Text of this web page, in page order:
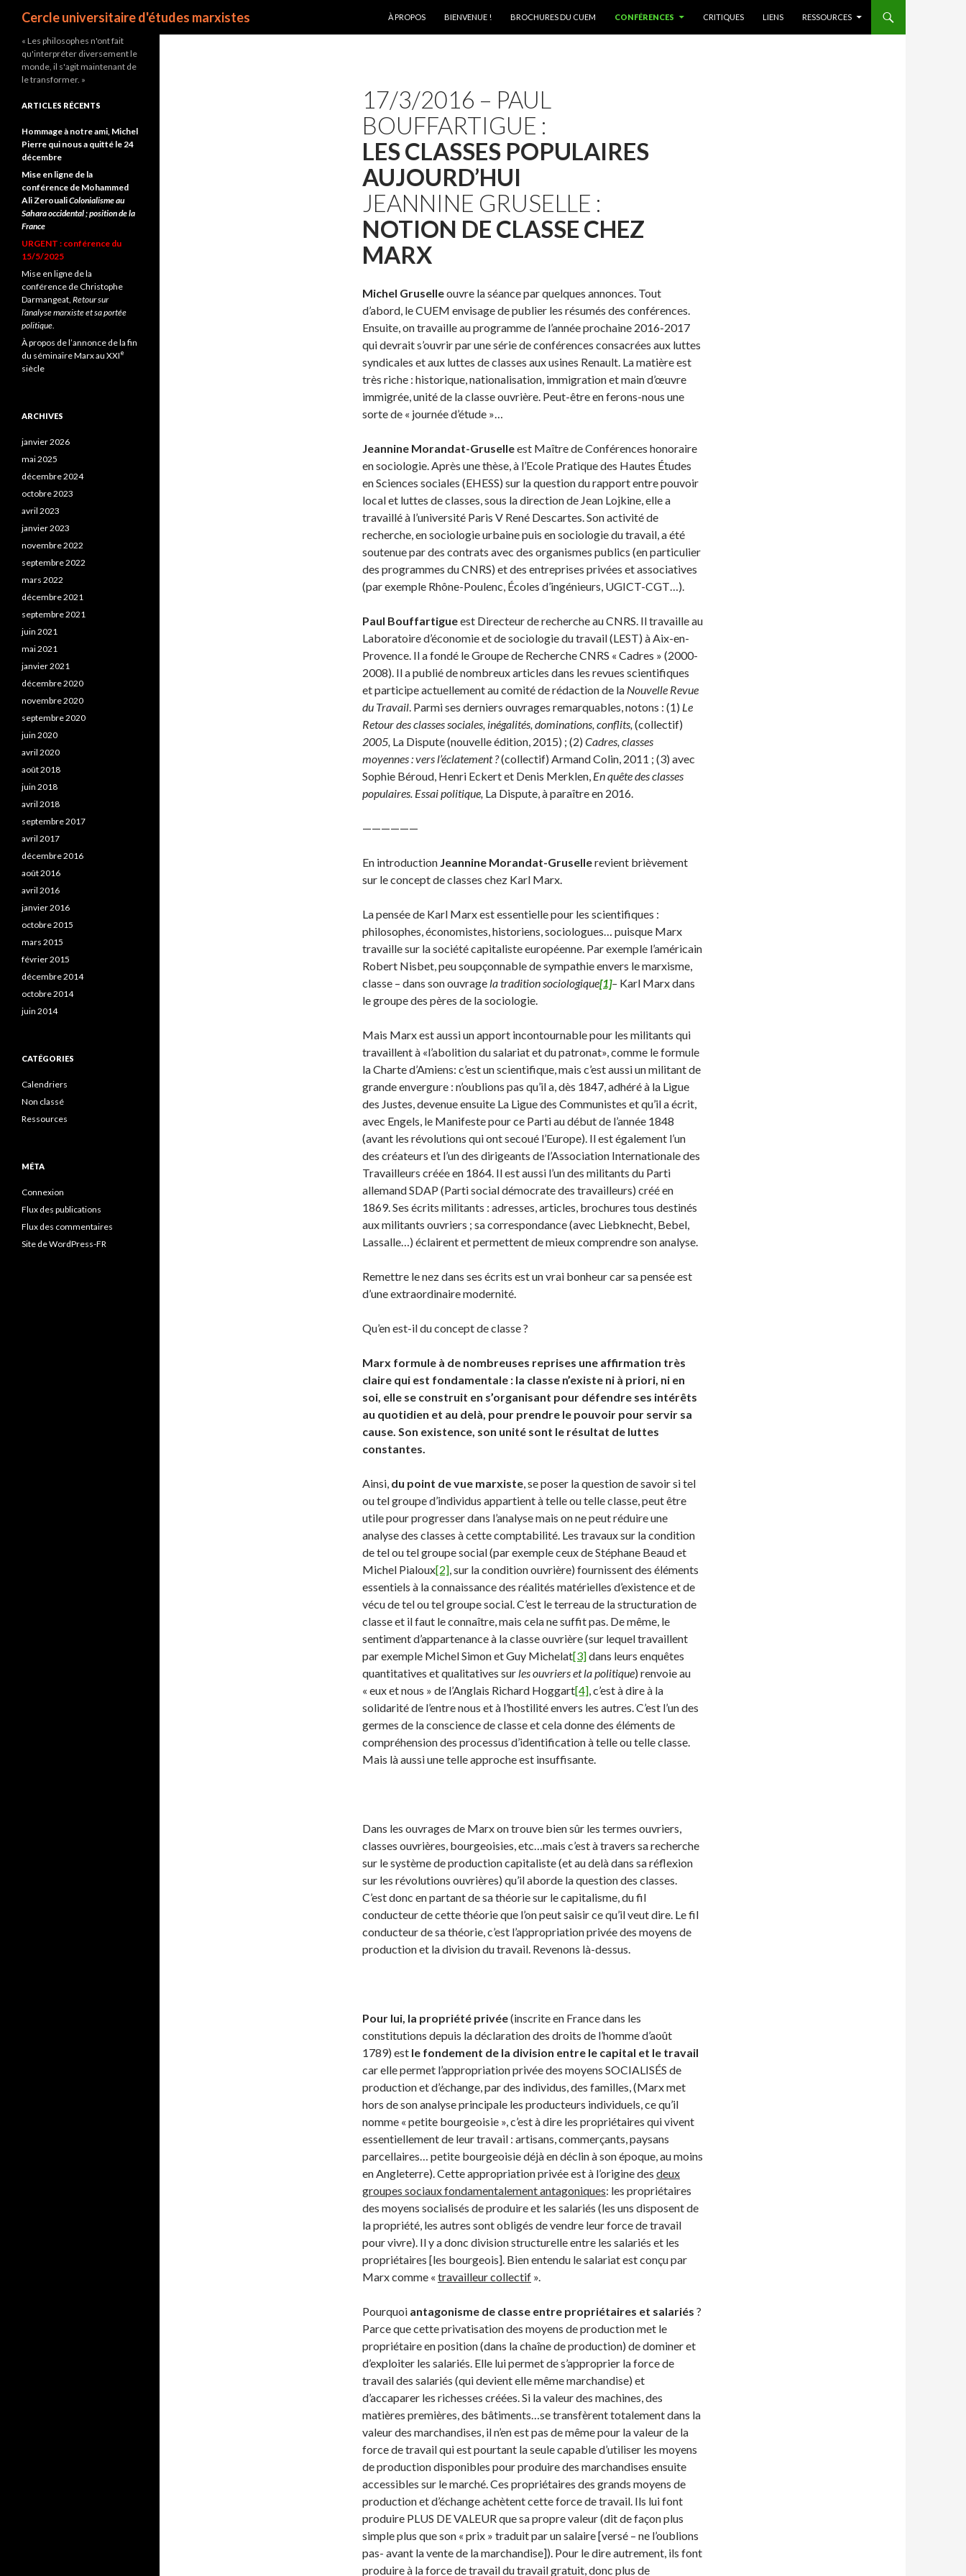
Cercle universitaire d'études marxistes
À PROPOS
BIENVENUE ! BROCHURES DU CUEM CONFÉRENCES CRITIQUES LIENS RESSOURCES
17/3/2016 – PAUL
BOUFFARTIGUE :
LES CLASSES POPULAIRES
AUJOURD’HUI
JEANNINE GRUSELLE :
NOTION DE CLASSE CHEZ
MARX
Michel Gruselleouvre la séance par quelques annonces. Tout
d’abord, le CUEM envisage de publier les résumés des conférences.
Ensuite, on travaille au programme de l’année prochaine 2016-2017
qui devrait s’ouvrir par une série de conférences consacrées aux luttes
syndicales et aux luttes de classes aux usines Renault. La matière est
très riche : historique, nationalisation, immigration et main d’œuvre
immigrée, unité de la classe ouvrière. Peut-être en ferons-nous une
sorte de « journée d’étude »…
Jeannine Morandat-Gruselleest Maître de Conférences honoraire
en sociologie. Après une thèse, à l’Ecole Pratique des Hautes Études
en Sciences sociales (EHESS) sur la question du rapport entre pouvoir
local et luttes de classes, sous la direction de Jean Lojkine, elle a
travaillé à l’université Paris V René Descartes. Son activité de
recherche, en sociologie urbaine puis en sociologie du travail, a été
soutenue par des contrats avec des organismes publics (en particulier
des programmes du CNRS) et des entreprises privées et associatives
(par exemple Rhône-Poulenc, Écoles d’ingénieurs, UGICT-CGT…).
Paul Bouffartigueest Directeur de recherche au CNRS. Il travaille au
Laboratoire d’économie et de sociologie du travail (LEST) à Aix-en-
Provence. Il a fondé le Groupe de Recherche CNRS « Cadres » (2000-
2008). Il a publié de nombreux articles dans les revues scientifiques
et participe actuellement au comité de rédaction de la Nouvelle Revue
du Travail. Parmi ses derniers ouvrages remarquables, notons : (1) Le
Retour des classes sociales, inégalités, dominations, conflits, (collectif)
2005, La Dispute (nouvelle édition, 2015) ; (2) Cadres, classes
moyennes : vers l’éclatement ?(collectif) Armand Colin, 2011 ; (3) avec
Sophie Béroud, Henri Eckert et Denis Merklen, En quête des classes
populaires. Essai politique, La Dispute, à paraître en 2016.
——————
En introduction Jeannine Morandat-Grusellerevient brièvement
sur le concept de classes chez Karl Marx.
La pensée de Karl Marx est essentielle pour les scientifiques :
philosophes, économistes, historiens, sociologues… puisque Marx
travaille sur la société capitaliste européenne. Par exemple l’américain
Robert Nisbet, peu soupçonnable de sympathie envers le marxisme,
classe – dans son ouvrage la tradition sociologique[1]– Karl Marx dans
le groupe des pères de la sociologie.
Mais Marx est aussi un apport incontournable pour les militants qui
travaillent à «l’abolition du salariat et du patronat», comme le formule
la Charte d’Amiens: c’est un scientifique, mais c’est aussi un militant de
grande envergure : n’oublions pas qu’il a, dès 1847, adhéré à la Ligue
des Justes, devenue ensuite La Ligue des Communistes et qu’il a écrit,
avec Engels, le Manifeste pour ce Parti au début de l’année 1848
(avant les révolutions qui ont secoué l’Europe). Il est également l’un
des créateurs et l’un des dirigeants de l’Association Internationale des
Travailleurs créée en 1864. Il est aussi l’un des militants du Parti
allemand SDAP (Parti social démocrate des travailleurs) créé en
1869. Ses écrits militants : adresses, articles, brochures tous destinés
aux militants ouvriers ; sa correspondance (avec Liebknecht, Bebel,
Lassalle…) éclairent et permettent de mieux comprendre son analyse.
Remettre le nez dans ses écrits est un vrai bonheur car sa pensée est
d’une extraordinaire modernité.
Qu’en est-il du concept de classe ?
Marx formule à de nombreuses reprises une affirmation très
claire qui est fondamentale : la classe n’existe ni à priori, ni en
soi, elle se construit en s’organisant pour défendre ses intérêts
au quotidien et au delà, pour prendre le pouvoir pour servir sa
cause. Son existence, son unité sont le résultat de luttes
constantes.
Ainsi, du point de vue marxiste, se poser la question de savoir si tel
ou tel groupe d’individus appartient à telle ou telle classe, peut être
utile pour progresser dans l’analyse mais on ne peut réduire une
analyse des classes à cette comptabilité. Les travaux sur la condition
de tel ou tel groupe social (par exemple ceux de Stéphane Beaud et
Michel Pialoux[2], sur la condition ouvrière) fournissent des éléments
essentiels à la connaissance des réalités matérielles d’existence et de
vécu de tel ou tel groupe social. C’est le terreau de la structuration de
classe et il faut le connaître, mais cela ne suffit pas. De même, le
sentiment d’appartenance à la classe ouvrière (sur lequel travaillent
par exemple Michel Simon et Guy Michelat[3]dans leurs enquêtes
quantitatives et qualitatives sur les ouvriers et la politique) renvoie au
« eux et nous » de l’Anglais Richard Hoggart[4], c’est à dire à la
solidarité de l’entre nous et à l’hostilité envers les autres. C’est l’un des
germes de la conscience de classe et cela donne des éléments de
compréhension des processus d’identification à telle ou telle classe.
Mais là aussi une telle approche est insuffisante.
Dans les ouvrages de Marx on trouve bien sûr les termes ouvriers,
classes ouvrières, bourgeoisies, etc…mais c’est à travers sa recherche
sur le système de production capitaliste (et au delà dans sa réflexion
sur les révolutions ouvrières) qu’il aborde la question des classes.
C’est donc en partant de sa théorie sur le capitalisme, du fil
conducteur de cette théorie que l’on peut saisir ce qu’il veut dire. Le fil
conducteur de sa théorie, c’est l’appropriation privée des moyens de
production et la division du travail. Revenons là-dessus.
Pour lui, la propriété privée(inscrite en France dans les
constitutions depuis la déclaration des droits de l’homme d’août
1789) est le fondement de la division entre le capital et le travail
car elle permet l’appropriation privée des moyens SOCIALISÉS de
production et d’échange, par des individus, des familles, (Marx met
hors de son analyse principale les producteurs individuels, ce qu’il
nomme « petite bourgeoisie », c’est à dire les propriétaires qui vivent
essentiellement de leur travail : artisans, commerçants, paysans
parcellaires… petite bourgeoisie déjà en déclin à son époque, au moins
en Angleterre). Cette appropriation privée est à l’origine des deux
groupes sociaux fondamentalement antagoniques: les propriétaires
des moyens socialisés de produire et les salariés (les uns disposent de
la propriété, les autres sont obligés de vendre leur force de travail
pour vivre). Il y a donc division structurelle entre les salariés et les
propriétaires [les bourgeois]. Bien entendu le salariat est conçu par
Marx comme « travailleur collectif ».
Pourquoi antagonisme de classe entre propriétaires et salariés ?
Parce que cette privatisation des moyens de production met le
propriétaire en position (dans la chaîne de production) de dominer et
d’exploiter les salariés. Elle lui permet de s’approprier la force de
travail des salariés (qui devient elle même marchandise) et
d’accaparer les richesses créées. Si la valeur des machines, des
matières premières, des bâtiments…se transfèrent totalement dans la
valeur des marchandises, il n’en est pas de même pour la valeur de la
force de travail qui est pourtant la seule capable d’utiliser les moyens
de production disponibles pour produire des marchandises ensuite
accessibles sur le marché. Ces propriétaires des grands moyens de
production et d’échange achètent cette force de travail. Ils lui font
produire PLUS DE VALEUR que sa propre valeur (dit de façon plus
simple plus que son « prix » traduit par un salaire [versé – ne l’oublions
pas- avant la vente de la marchandise]). Pour le dire autrement, ils font
produire à la force de travail du travail gratuit, donc plus de
« Les philosophes n'ont fait
qu'interpréter diversement le
monde, il s'agit maintenant de
le transformer. »
ARTICLES RÉCENTS
Hommage à notre ami, Michel
Pierre qui nous a quitté le 24
décembre
Mise en ligne de la
conférence de Mohammed
Ali ZeroualiColonialisme au
Sahara occidental ; position de la
France
URGENT : conférence du
15/5/2025
Mise en ligne de la
conférence de Christophe
Darmangeat, Retour sur
l’analyse marxiste et sa portée
politique.
À propos de l’annonce de la fin
du séminaire Marx au XXIe
siècle
ARCHIVES
janvier 2026
mai 2025
décembre 2024
octobre 2023
avril 2023
janvier 2023
novembre 2022
septembre 2022
mars 2022
décembre 2021
septembre 2021
juin 2021
mai 2021
janvier 2021
décembre 2020
novembre 2020
septembre 2020
juin 2020
avril 2020
août 2018
juin 2018
avril 2018
septembre 2017
avril 2017
décembre 2016
août 2016
avril 2016
janvier 2016
octobre 2015
mars 2015
février 2015
décembre 2014
octobre 2014
juin 2014
CATÉGORIES
Calendriers
Non classé
Ressources
MÉTA
Connexion
Flux des publications
Flux des commentaires
Site de WordPress-FR